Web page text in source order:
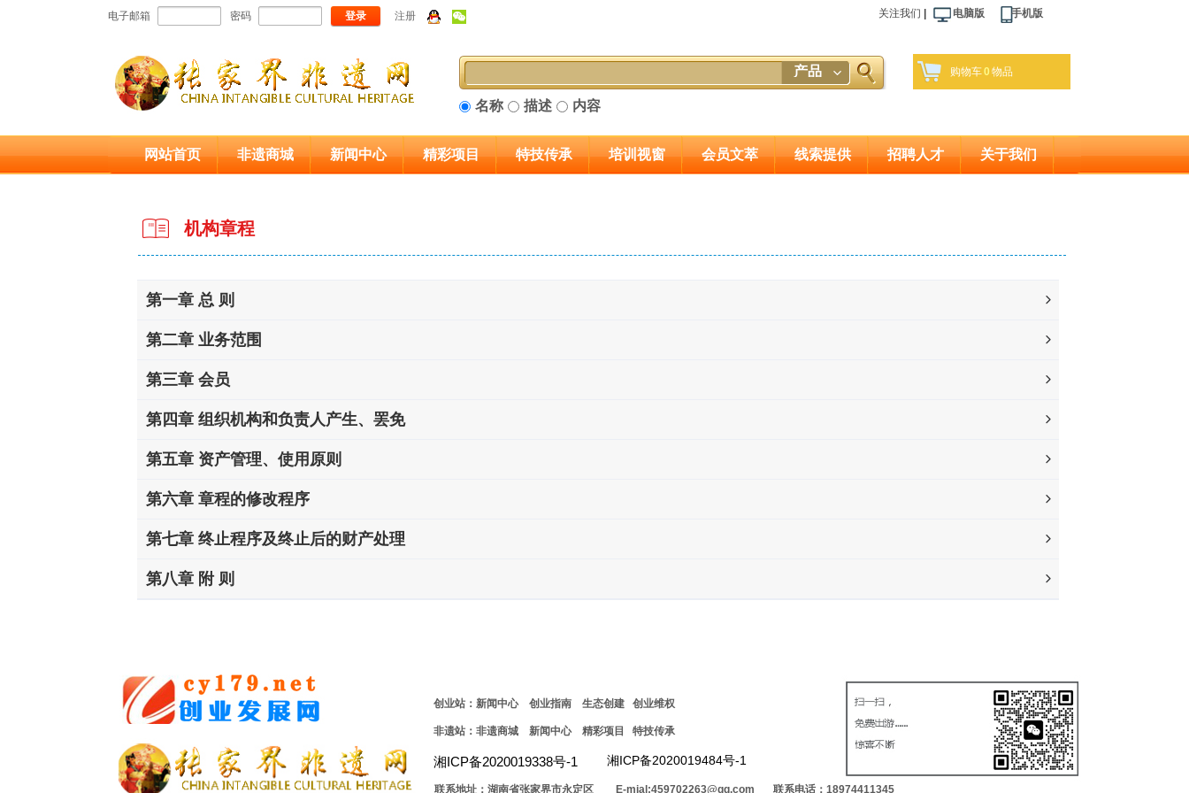
电子邮箱 密码 登录 注册 关注我们 电脑版 手机版
购物车0 物品
产品
名称 描述 内容
网站首页 非遗商城 新闻中心 精彩项目 特技传承 培训视窗 会员文萃 线索提供 招聘人才 关于我们
机构章程
第一章 总 则
第二章 业务范围
第三章 会员
第四章 组织机构和负责人产生、罢免
第五章 资产管理、使用原则
第六章 章程的修改程序
第七章 终止程序及终止后的财产处理
第八章 附 则
非遗站：非遗商城 新闻中心 精彩项目 特技传承
创业站：新闻中心 创业指南 生态创建 创业维权
湘ICP备2020019338号-1 湘ICP备2020019484号-1
联系电话：18974411345
联系地址：湖南省张家界市永定区 E-mial:459702263@qq.com